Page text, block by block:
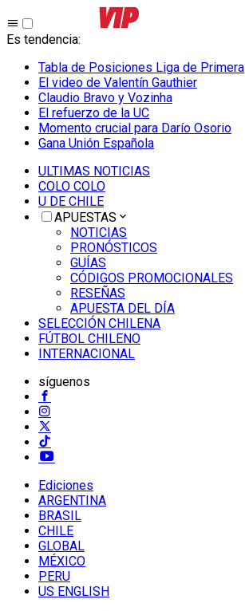
Es tendencia:
Tabla de Posiciones Liga de Primera
El video de Valentín Gauthier
Claudio Bravo y Vozinha
El refuerzo de la UC
Momento crucial para Darío Osorio
Gana Unión Española
ULTIMAS NOTICIAS
COLO COLO
U DE CHILE
APUESTAS
NOTICIAS
PRONÓSTICOS
GUÍAS
CÓDIGOS PROMOCIONALES
RESEÑAS
APUESTA DEL DÍA
SELECCIÓN CHILENA
FÚTBOL CHILENO
INTERNACIONAL
síguenos
Ediciones
ARGENTINA
BRASIL
CHILE
GLOBAL
MÉXICO
PERU
US ENGLISH